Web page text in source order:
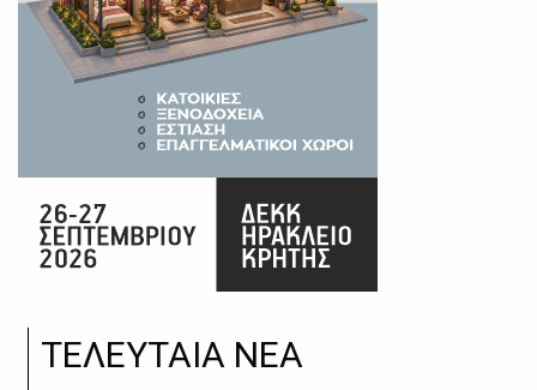
ΤΕΛΕΥΤΑΙΑ ΝΕΑ